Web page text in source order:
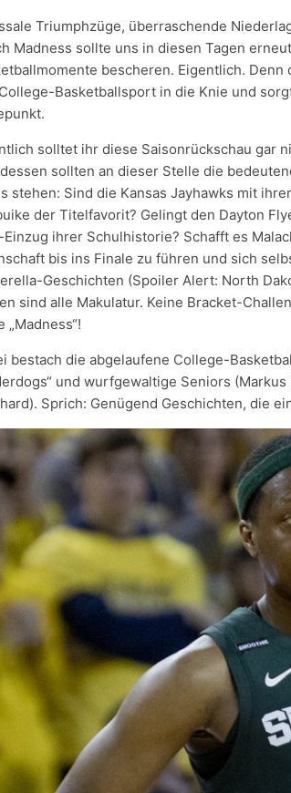
Triumphzüge, überraschende
Madness sollte uns in diesen Tagen
bescheren. Eigentlich.
Basketballsport in die Knie und
solltet ihr diese Saisonrückschau gar
sollten an dieser Stelle die
stehen: Sind die Kansas Jayhawks mit
der Titelfavorit? Gelingt den Dayton
Einzug ihrer Schulhistorie? Schafft es
bis ins Finale zu führen und sich
Geschichten (Spoiler Alert: North
sind alle Makulatur. Keine Bracket-
„Madness“!
bestach die abgelaufene College-
und wurfgewaltige Seniors
Sprich: Genügend Geschichten, die